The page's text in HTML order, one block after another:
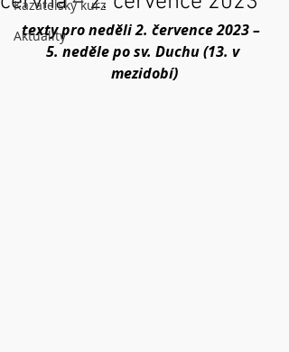
Kazatelský kurz
Aktuality
texty pro neděli 2. července 2023 –
5. neděle po sv. Duchu (13. v
mezidobí)